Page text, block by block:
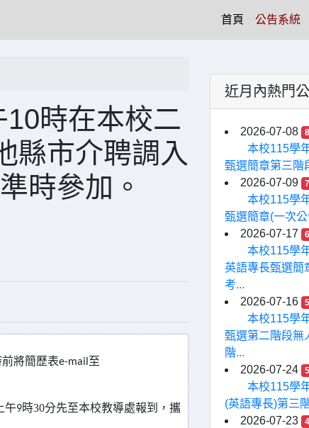
首頁 (current)
公告系統
時在本校二
縣市介聘調入
時參加。
前將簡歷表e-mail 至
上午9時30分先至本校教導處報到，攜
近月內熱門
2026-07-08
本校115學
甄選簡章第三階
2026-07-09
本校115學
甄選簡章(一次
2026-07-17
本校115學
英語專長甄選簡
考...
2026-07-16
本校115學
甄選第二階段無
階...
2026-07-24
本校115學
(英語專長)第三
2026-07-23